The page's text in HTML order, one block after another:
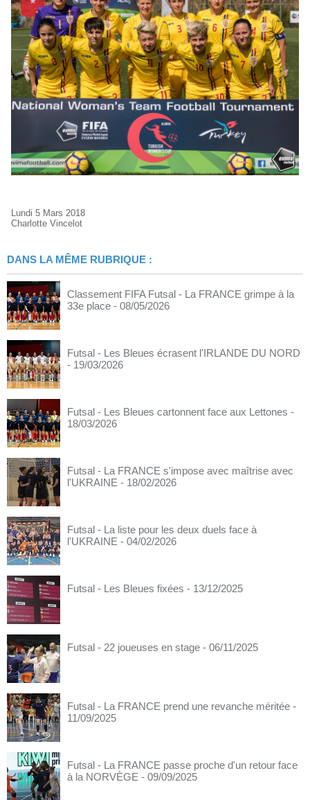
Lundi 5 Mars 2018
Charlotte Vincelot
DANS LA MÊME RUBRIQUE :
Classement FIFA Futsal - La FRANCE grimpe à la
33e place - 08/05/2026
Futsal - Les Bleues écrasent l'IRLANDE DU NORD
- 19/03/2026
Futsal - Les Bleues cartonnent face aux Lettones -
18/03/2026
Futsal - La FRANCE s'impose avec maîtrise avec
l'UKRAINE - 18/02/2026
Futsal - La liste pour les deux duels face à
l'UKRAINE - 04/02/2026
Futsal - Les Bleues fixées - 13/12/2025
Futsal - 22 joueuses en stage - 06/11/2025
Futsal - La FRANCE prend une revanche méritée -
11/09/2025
Futsal - La FRANCE passe proche d'un retour face
à la NORVÈGE - 09/09/2025